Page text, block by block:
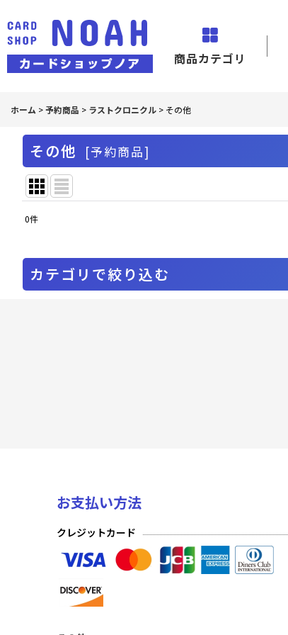
商品カテゴリ
ホーム >予約商品 > ラストクロニクル > その他
その他 [予約商品]
並び順:
0件
カテゴリで絞り込む
陽光編III Foil
陽光編III
陽光編II Foil
陽光編II
お支払い方法
クレジットカード